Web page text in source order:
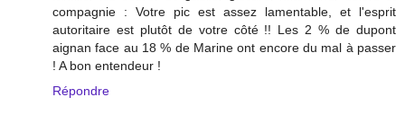
compagnie : Votre pic est assez lamentable, et l'esprit
autoritaire est plutôt de votre côté !! Les 2 % de dupont
aignan face au 18 % de Marine ont encore du mal à passer
! A bon entendeur !
Répondre